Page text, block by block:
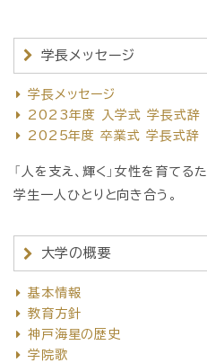
学長メッセージ
学長メッセージ
2023年度 入学式 学長式辞
2025年度 卒業式 学長式辞
「人を支え、輝く」女性を育てる
学生一人ひとりと向き合う。
大学の概要
基本情報
教育方針
神戸海星の歴史
学院歌